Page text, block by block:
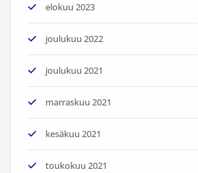
elokuu 2023
joulukuu 2022
joulukuu 2021
marraskuu 2021
kesäkuu 2021
toukokuu 2021